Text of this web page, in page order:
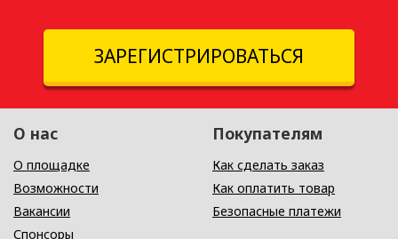
ЗАРЕГИСТРИРОВАТЬСЯ
О нас
О площадке
Возможности
Вакансии
Спонсоры
Покупателям
Как сделать заказ
Как оплатить товар
Безопасные платежи